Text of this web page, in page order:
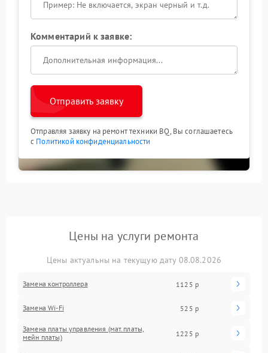
Комментарий к заявке:
Отправить заявку
Отправляя заявку на ремонт техники BQ, Вы соглашаетесь
с Политикой конфиденциальности
Цены на услуги ремонта
Цены актуальны на текущую дату 08.08.2026
Замена контроллера 1125 р
Замена Wi-Fi 525 р
Замена платы управления (мат.платы,
мейн платы)
1225 р